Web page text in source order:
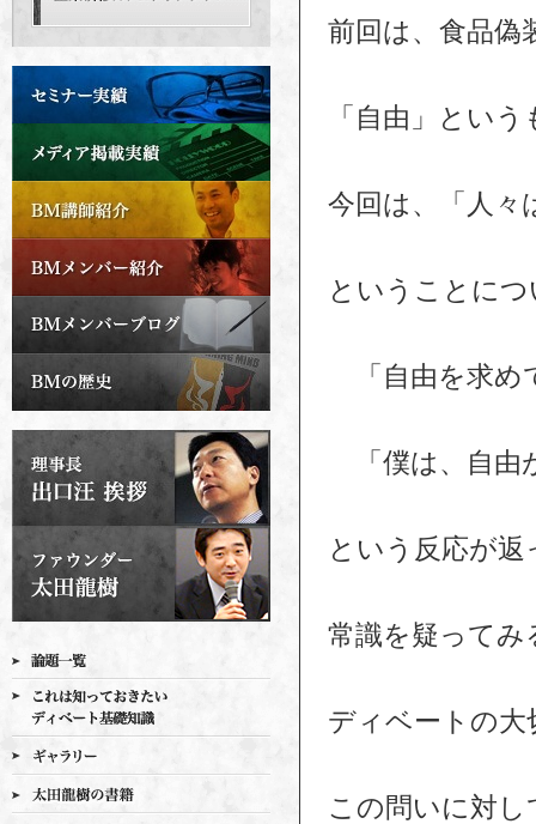
前回は、食品偽
「自由」とい
今回は、「人々
ということに
「自由を求め
「僕は、自由
という反応が
常識を疑って
ディベートの
この問いに対